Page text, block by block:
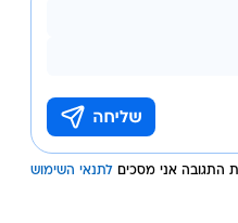
התגובה אני מסכים לתנאי השימוש